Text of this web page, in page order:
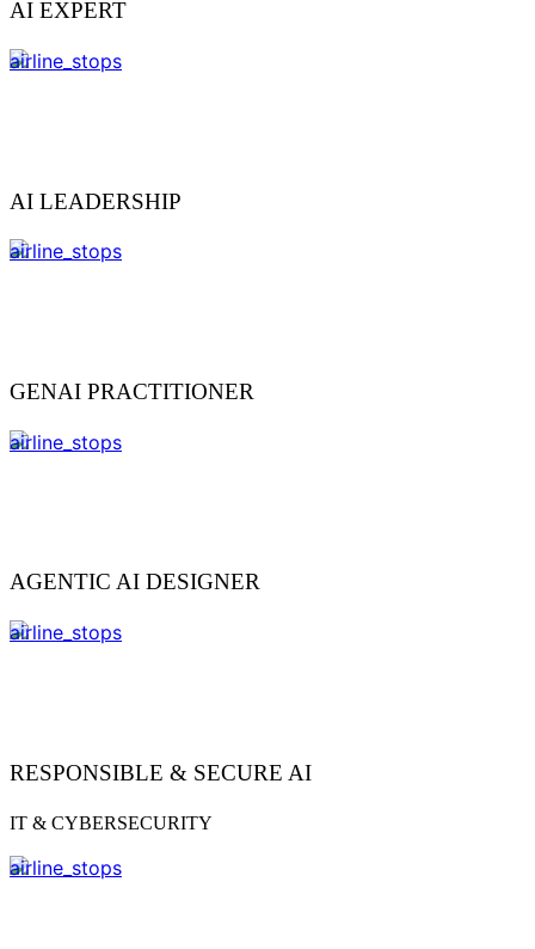
AI EXPERT
airline_stops
AI LEADERSHIP
airline_stops
GENAI PRACTITIONER
airline_stops
AGENTIC AI DESIGNER
airline_stops
RESPONSIBLE & SECURE AI
IT & CYBERSECURITY
airline_stops